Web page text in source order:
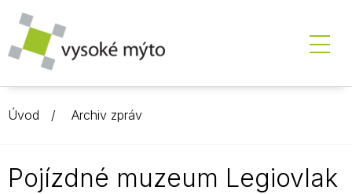
Úvod Archiv zpráv
Pojízdné muzeum Legiovlak